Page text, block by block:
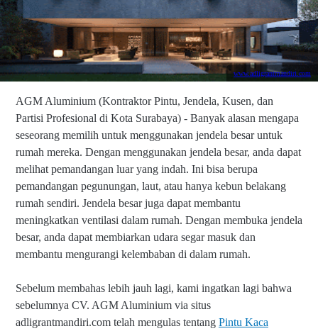
www.adligrantmandiri.com
AGM Aluminium (Kontraktor Pintu, Jendela, Kusen, dan
Partisi Profesional di Kota Surabaya) - Banyak alasan mengapa
seseorang memilih untuk menggunakan jendela besar untuk
rumah mereka. Dengan menggunakan jendela besar, anda dapat
melihat pemandangan luar yang indah. Ini bisa berupa
pemandangan pegunungan, laut, atau hanya kebun belakang
rumah sendiri. Jendela besar juga dapat membantu
meningkatkan ventilasi dalam rumah. Dengan membuka jendela
besar, anda dapat membiarkan udara segar masuk dan
membantu mengurangi kelembaban di dalam rumah.
Sebelum membahas lebih jauh lagi, kami ingatkan lagi bahwa
sebelumnya CV. AGM Aluminium via situs
adligrantmandiri.com telah mengulas tentang Pintu Kaca